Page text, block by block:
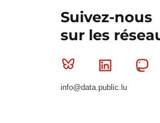
Suivez-nous
sur les
Bluesky Linkedin
info@data.public.lu